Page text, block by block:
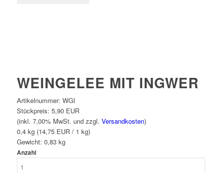
WEINGELEE MIT INGWER
Artikelnummer: WGI
Stückpreis: 5,90 EUR
(inkl. 7,00% MwSt. und zzgl. Versandkosten)
0,4 kg (14,75 EUR / 1 kg)
Gewicht: 0,83kg
Anzahl